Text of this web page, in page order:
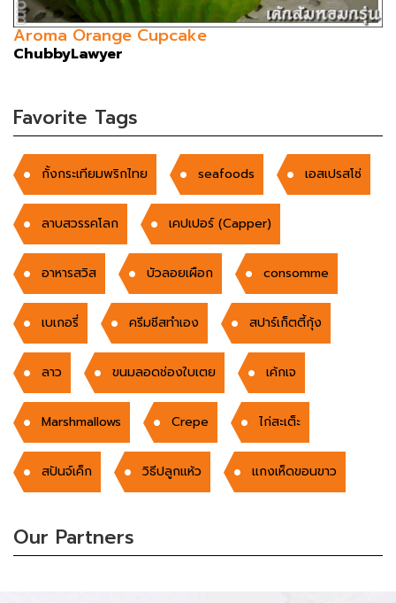
Aroma Orange Cupcake
ChubbyLawyer
Favorite Tags
กั้งกระเทียมพริกไทย seafoods เอสเปรสโซ่
ลาบสวรรคโลก เคปเปอร์ (Capper)
อาหารสวิส บัวลอยเผือก consomme
เบเกอรี่ ครีมชีสทำเอง สปาร์เก็ตตี้กุ้ง
ลาว ขนมลอดช่องใบเตย เค้กเจ
Marshmallows Crepe ไก่สะเต็ะ
สปันจ์เค็ก วิธีปลูกแห้ว แกงเห็ดขอนขาว
Our Partners